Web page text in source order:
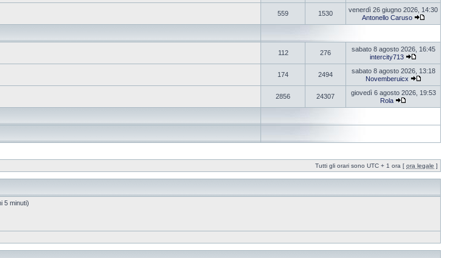
559 1530
venerdì 26 giugno 2026, 14:30
Antonello Caruso
112 276
sabato 8 agosto 2026, 16:45
intercity713
174 2494
sabato 8 agosto 2026, 13:18
Novemberuicx
2856 24307
giovedì 6 agosto 2026, 19:53
Rola
Tutti gli orari sono UTC + 1 ora [ ora legale ]
5 minuti)